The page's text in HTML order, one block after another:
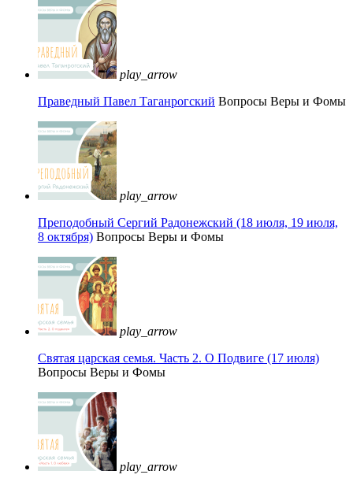
play_arrow
Праведный Павел Таганрогский Вопросы Веры и Фомы
play_arrow
Преподобный Сергий Радонежский (18 июля, 19 июля,
8 октября) Вопросы Веры и Фомы
play_arrow
Святая царская семья. Часть 2. О Подвиге (17 июля)
Вопросы Веры и Фомы
play_arrow